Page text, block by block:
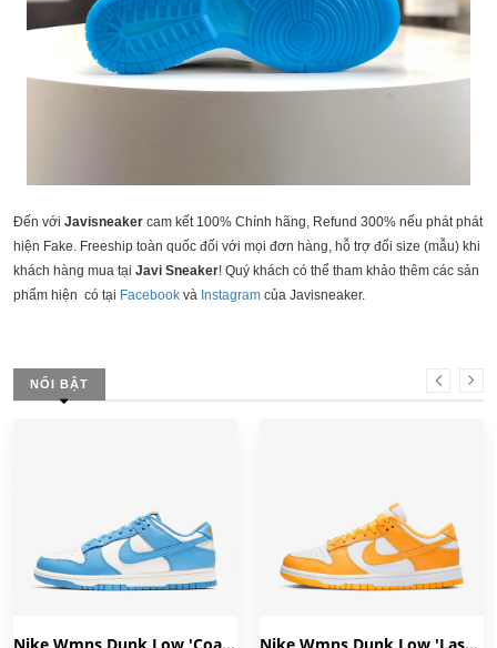
Đến với Javisneaker cam kết 100% Chính hãng, Refund 300% nếu phát phát
hiện Fake. Freeship toàn quốc đối với mọi đơn hàng, hỗ trợ đổi size (mẫu) khi
khách hàng mua tại Javi Sneaker! Quý khách có thể tham khảo thêm các sản
phẩm hiện  có tại Facebook và Instagram của Javisneaker.
NỔI BẬT